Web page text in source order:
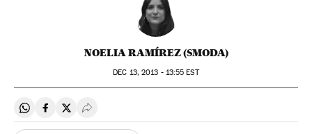
NOELIA RAMÍREZ (SMODA)
DEC 13, 2013 - 13:55 EST
Compartir en Whatsapp
Compartir en Facebook
Compartir en Twitter
Desplegar Redes Sociales